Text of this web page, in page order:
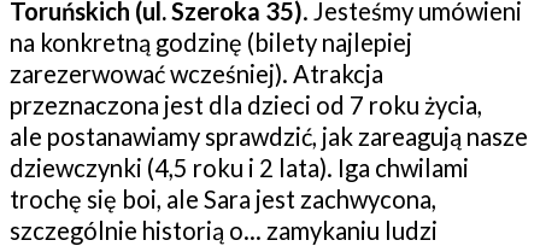
Toruńskich (ul. Szeroka 35). Jesteśmy umówieni
na konkretną godzinę (bilety najlepiej
zarezerwować wcześniej). Atrakcja
przeznaczona jest dla dzieci od 7 roku życia,
ale postanawiamy sprawdzić, jak zareagują nasze
dziewczynki (4,5 roku i 2 lata). Iga chwilami
trochę się boi, ale Sara jest zachwycona,
szczególnie historią o… zamykaniu ludzi